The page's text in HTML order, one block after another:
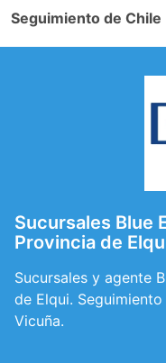
Seguimiento de Chile
Sucursales Blue
Provincia de
Sucursales y agente
de Elqui.
Vicuña.